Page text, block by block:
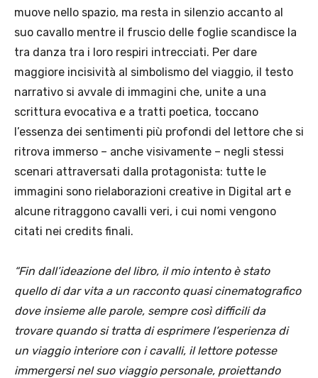
muove nello spazio, ma resta in silenzio accanto al
suo cavallo mentre il fruscio delle foglie scandisce la
tra danza tra i loro respiri intrecciati. Per dare
maggiore incisività al simbolismo del viaggio, il testo
narrativo si avvale di immagini che, unite a una
scrittura evocativa e a tratti poetica, toccano
l’essenza dei sentimenti più profondi del lettore che si
ritrova immerso – anche visivamente – negli stessi
scenari attraversati dalla protagonista: tutte le
immagini sono rielaborazioni creative in Digital art e
alcune ritraggono cavalli veri, i cui nomi vengono
citati nei credits finali.
“Fin dall’ideazione del libro, il mio intento è stato
quello di dar vita a un racconto quasi cinematografico
dove insieme alle parole, sempre così difficili da
trovare quando si tratta di esprimere l’esperienza di
un viaggio interiore con i cavalli, il lettore potesse
immergersi nel suo viaggio personale, proiettando